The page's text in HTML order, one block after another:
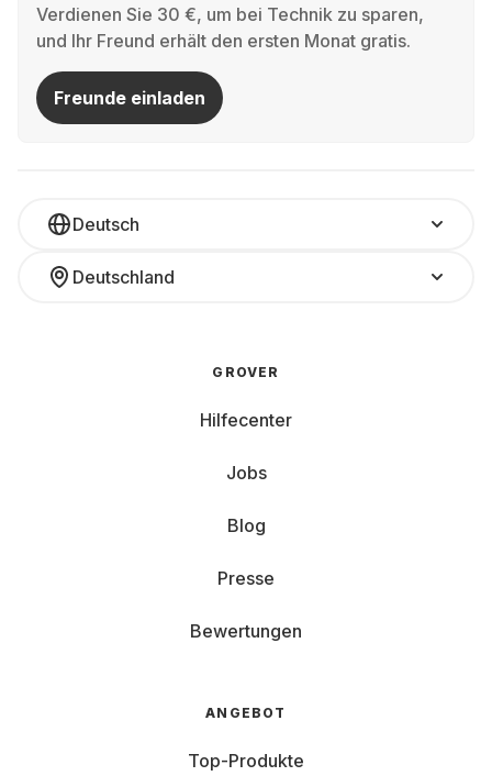
Verdienen Sie 30 €, um bei Technik zu sparen,
und Ihr Freund erhält den ersten Monat gratis.
Freunde einladen
Deutsch
Deutschland
GROVER
Hilfecenter
Jobs
Blog
Presse
Bewertungen
ANGEBOT
Top-Produkte